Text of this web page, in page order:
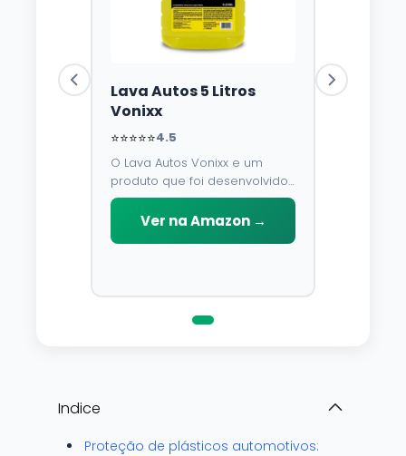
Lava Autos 5 Litros
Vonixx
⭐⭐⭐⭐⭐4.5
O Lava Autos Vonixx e um
produto que foi desenvolvido
para limpar, proteger e
conservar a lataria do veiculo.
Por possuir pH neutro, pode
Ver na Amazon →
Indice
Proteção de plásticos automotivos: